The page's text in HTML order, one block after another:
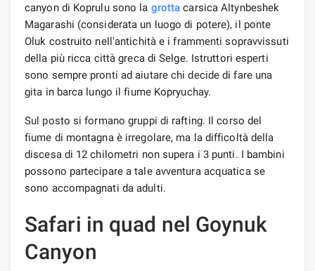
canyon di Koprulu sono la grotta carsica Altynbeshek
Magarashi (considerata un luogo di potere), il ponte
Oluk costruito nell'antichità e i frammenti sopravvissuti
della più ricca città greca di Selge. Istruttori esperti
sono sempre pronti ad aiutare chi decide di fare una
gita in barca lungo il fiume Kopryuchay.
Sul posto si formano gruppi di rafting. Il corso del
fiume di montagna è irregolare, ma la difficoltà della
discesa di 12 chilometri non supera i 3 punti. I bambini
possono partecipare a tale avventura acquatica se
sono accompagnati da adulti.
Safari in quad nel Goynuk
Canyon